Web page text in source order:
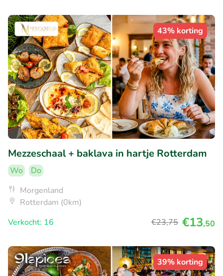
43% korting
Mezzeschaal + baklava in hartje Rotterdam
Wo
Do
Morgenland
Rotterdam (0km)
Verkocht: 16
€23,75 €13,50
39% korting